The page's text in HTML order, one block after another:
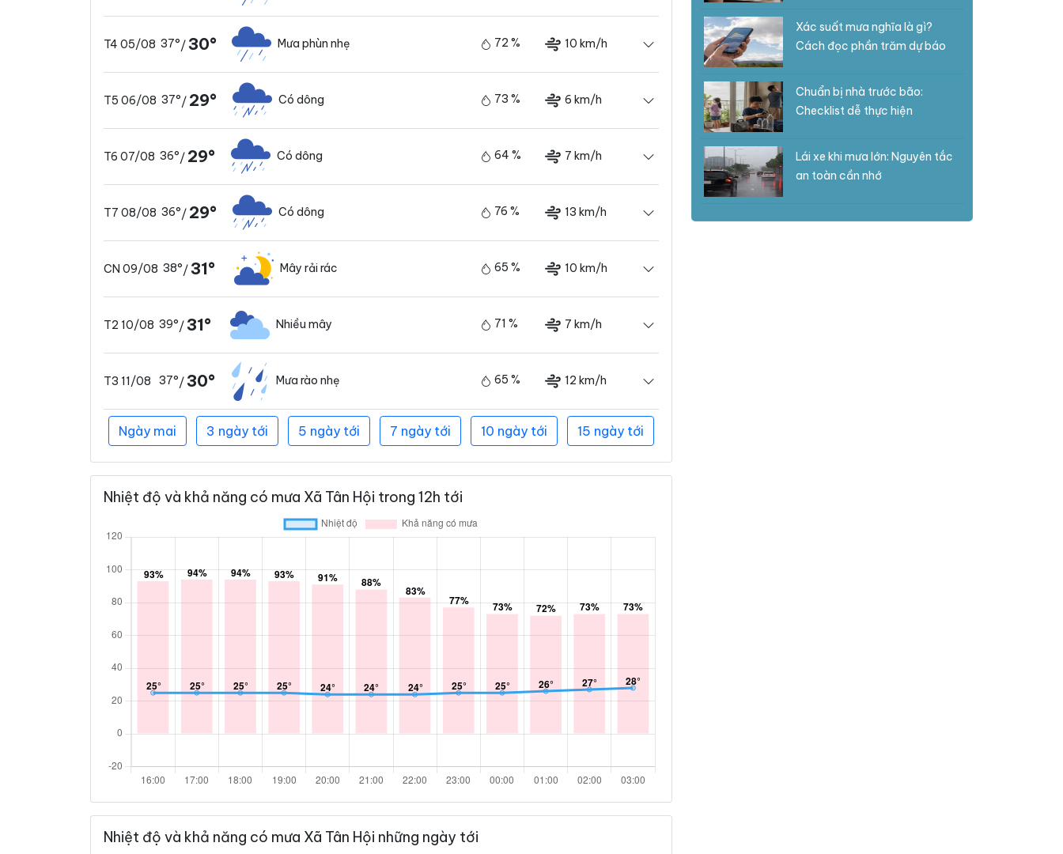
T4 05/08 37°/30° Mưa phùn nhẹ 72 % 10 km/h
T5 06/08 37°/ 29° Có dông 73 % 6 km/h
T6 07/08 36°/ 29° Có dông 64 % 7 km/h
T7 08/08 36°/ 29° Có dông 76 % 13 km/h
CN 09/08 38°/31° Mây rải rác 65 % 10 km/h
T2 10/08 39°/31° Nhiều mây 71 % 7 km/h
T3 11/08 37°/30° Mưa rào nhẹ 65 % 12 km/h
Ngày mai 3 ngày tới 5 ngày tới 7 ngày tới 10 ngày tới 15 ngày tới
Nhiệt độ và khả năng có mưa Xã Tân Hội trong 12h tới
Nhiệt độ và khả năng có mưa Xã Tân Hội những ngày tới
Xác suất mưa nghĩa là gì?
Cách đọc phần trăm dự báo
Chuẩn bị nhà trước bão:
Checklist dễ thực hiện
Lái xe khi mưa lớn: Nguyên tắc
an toàn cần nhớ